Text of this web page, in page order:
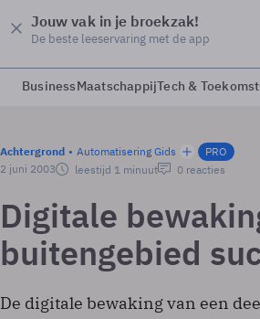
Jouw vak in je broekzak!
De beste leeservaring met de app
BusinessMaatschappijTech & Toekomst
Achtergrond Automatisering Gids
PRO
2 juni 2003
leestijd 1 minuut 0 reacties
Digitale
buitengebied
De digitale bewaking van een